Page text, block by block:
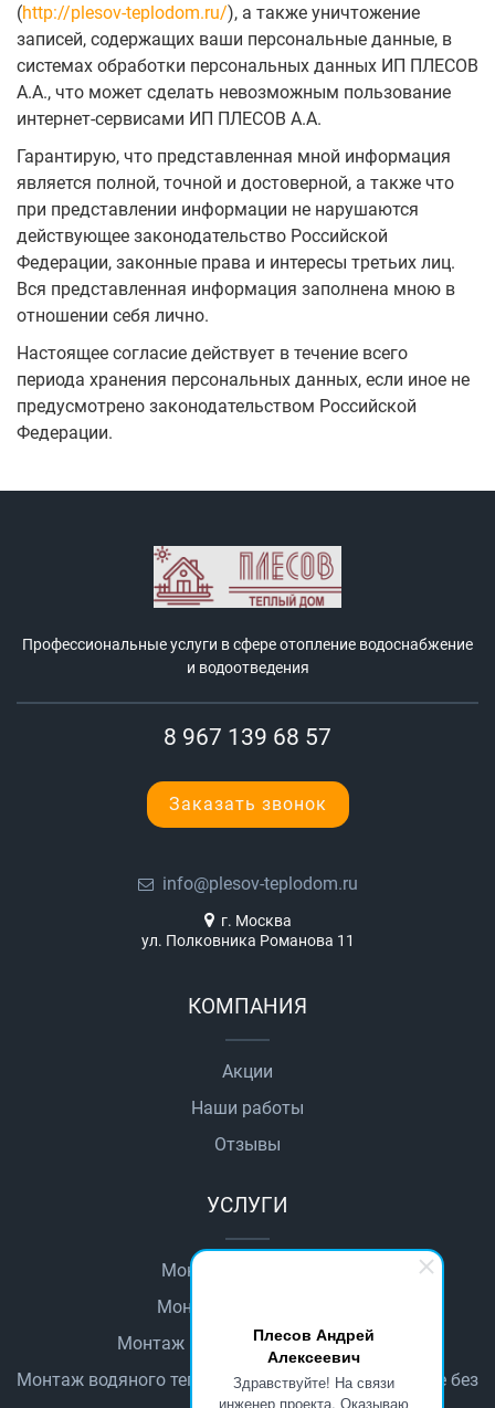
Плесов Андрей
Алексеевич
Здравствуйте! На связи
инженер проекта. Оказываю
(http://plesov-teplodom.ru/), а также уничтожение
записей, содержащих ваши персональные данные, в
системах обработки персональных данных ИП ПЛЕСОВ
А.А., что может сделать невозможным пользование
интернет-сервисами ИП ПЛЕСОВ А.А.
Гарантирую, что представленная мной информация
является полной, точной и достоверной, а также что
при представлении информации не нарушаются
действующее законодательство Российской
Федерации, законные права и интересы третьих лиц.
Вся представленная информация заполнена мною в
отношении себя лично.
Настоящее согласие действует в течение всего
периода хранения персональных данных, если иное не
предусмотрено законодательством Российской
Федерации.
Профессиональные услуги в сфере отопление водоснабжение
и водоотведения
8 967 139 68 57
Заказать звонок
info@plesov-teplodom.ru
г. Москва
ул. Полковника Романова 11
КОМПАНИЯ
Акции
Наши работы
Отзывы
УСЛУГИ
Монтаж автоматики
Монтаж водопровода
Монтаж водяного теплого пола
Монтаж водяного теплого пола в деревянном доме без
стяжки